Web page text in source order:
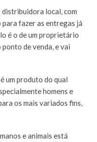
distribuidora local, com
para fazer as entregas já
é o de um proprietário
de venda, e vai
um produto do qual
homens e
os mais variados fins,
e animais está